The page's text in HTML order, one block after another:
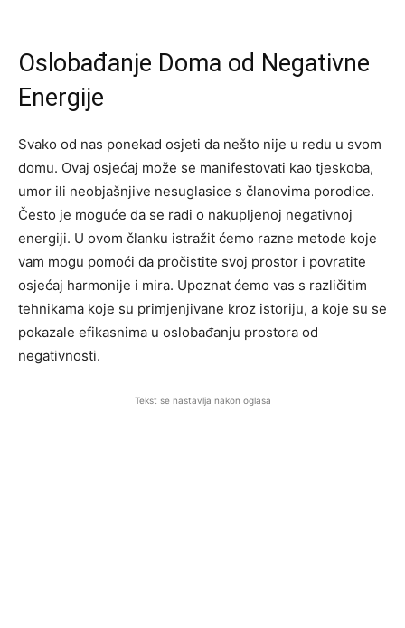
Oslobađanje Doma od Negativne
Energije
Svako od nas ponekad osjeti da nešto nije u redu u svom
domu. Ovaj osjećaj može se manifestovati kao tjeskoba,
umor ili neobjašnjive nesuglasice s članovima porodice.
Često je moguće da se radi o nakupljenoj negativnoj
energiji. U ovom članku istražit ćemo razne metode koje
vam mogu pomoći da pročistite svoj prostor i povratite
osjećaj harmonije i mira. Upoznat ćemo vas s različitim
tehnikama koje su primjenjivane kroz istoriju, a koje su se
pokazale efikasnima u oslobađanju prostora od
negativnosti.
Tekst se nastavlja nakon oglasa